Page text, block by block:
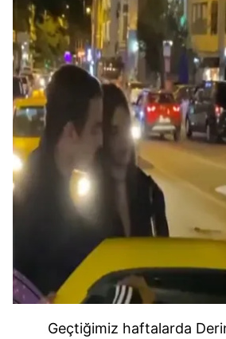
Geçtiğimiz haftalarda